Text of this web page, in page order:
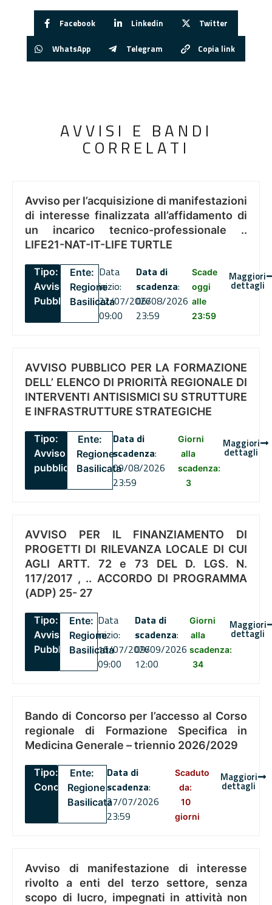
Facebook Linkedin Twitter
WhatsApp Telegram Copia link
AVVISI E BANDI
CORRELATI
Avviso per l’acquisizione di manifestazioni
di interesse finalizzata all’affidamento di
un incarico tecnico-professionale ..
LIFE21-NAT-IT-LIFE TURTLE
Tipo:
Avviso
Pubblico
Ente:
Regione
Basilicata
Data
inizio:
22/07/2026
09:00
Data di
scadenza:
06/08/2026
23:59
Scade
oggi
alle
23:59
Maggiori
dettagli
AVVISO PUBBLICO PER LA FORMAZIONE
DELL’ ELENCO DI PRIORITÀ REGIONALE DI
INTERVENTI ANTISISMICI SU STRUTTURE
E INFRASTRUTTURE STRATEGICHE
Tipo:
Avviso
pubblico
Ente:
Regione
Basilicata
Data di
scadenza:
09/08/2026
23:59
Giorni
alla
scadenza:
3
Maggiori
dettagli
AVVISO PER IL FINANZIAMENTO DI
PROGETTI DI RILEVANZA LOCALE DI CUI
AGLI ARTT. 72 e 73 DEL D. LGS. N.
117/2017 , .. ACCORDO DI PROGRAMMA
(ADP) 25- 27
Tipo:
Avviso
Pubblico
Ente:
Regione
Basilicata
Data
inizio:
16/07/2026
09:00
Data di
scadenza:
09/09/2026
12:00
Giorni
alla
scadenza:
34
Maggiori
dettagli
Bando di Concorso per l’accesso al Corso
regionale di Formazione Specifica in
Medicina Generale – triennio 2026/2029
Tipo:
Concorsi
Ente:
Regione
Basilicata
Data di
scadenza:
27/07/2026
23:59
Scaduto
da:
10
giorni
Maggiori
dettagli
Avviso di manifestazione di interesse
rivolto a enti del terzo settore, senza
scopo di lucro, impegnati in attività non